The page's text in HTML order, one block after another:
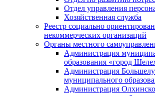
Отдел управления
Хозяйственная служба
Реестр социально
некоммерческих организаций
Органы местного
Администрация
образования «город
Администрация
муниципального
Администрация